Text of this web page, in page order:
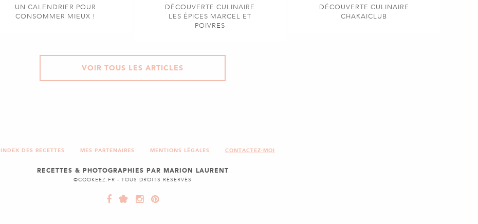
UN CALENDRIER POUR
CONSOMMER MIEUX !
DÉCOUVERTE CULINAIRE
LES ÉPICES MARCEL ET
POIVRES
DÉCOUVERTE CULINAIRE
CHAKAICLUB
VOIR TOUS LES ARTICLES
INDEX DES RECETTES MES PARTENAIRES MENTIONS LÉGALES CONTACTEZ-MOI
RECETTES & PHOTOGRAPHIES PAR MARION LAURENT
©COOKEEZ.FR - TOUS DROITS RÉSERVÉS